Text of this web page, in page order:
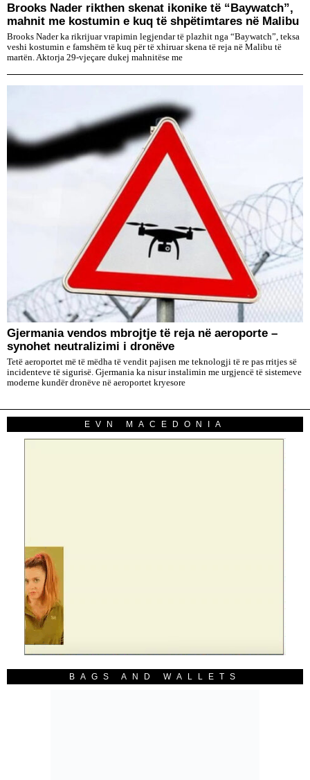
Brooks Nader rikthen skenat ikonike të “Baywatch”,
mahnit me kostumin e kuq të shpëtimtares në Malibu
Brooks Nader ka rikrijuar vrapimin legjendar të plazhit nga “Baywatch”, teksa
veshi kostumin e famshëm të kuq për të xhiruar skena të reja në Malibu të
martën. Aktorja 29-vjeçare dukej mahnitëse me
Gjermania vendos mbrojtje të reja në aeroporte –
synohet neutralizimi i dronëve
Tetë aeroportet më të mëdha të vendit pajisen me teknologji të re pas rritjes së
incidenteve të sigurisë. Gjermania ka nisur instalimin me urgjencë të sistemeve
moderne kundër dronëve në aeroportet kryesore
EVN MACEDONIA
BAGS AND WALLETS